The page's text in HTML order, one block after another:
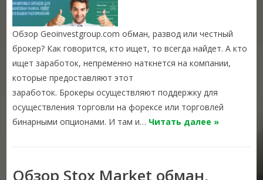
Обзор Geoinvestgroup.com обман, развод или честный
брокер? Как говорится, кто ищет, то всегда найдет. А кто
ищет заработок, непременно наткнется на компании,
которые предоставляют этот
заработок. Брокеры осуществляют поддержку для
осуществления торговли на форексе или торговлей
бинарными опционами. И там и… Читать далее »
Обзор Stox Market обман,